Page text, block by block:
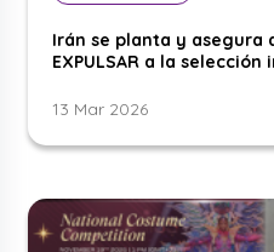
Irán se planta y asegura
EXPULSAR a la
13 Mar 2026